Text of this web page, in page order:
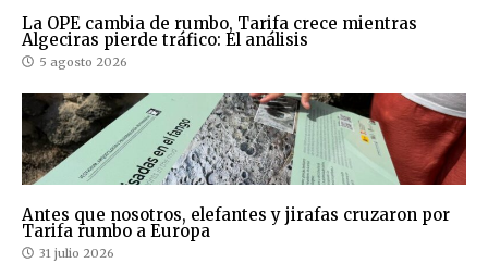
La OPE cambia de rumbo, Tarifa crece mientras
Algeciras pierde tráfico: El análisis
5 agosto 2026
Antes que nosotros, elefantes y jirafas cruzaron por
Tarifa rumbo a Europa
31 julio 2026